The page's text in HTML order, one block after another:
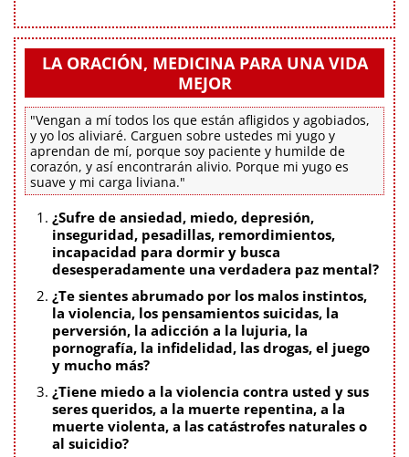
LA ORACIÓN, MEDICINA PARA UNA VIDA
MEJOR
"Vengan a mí todos los que están afligidos y agobiados,
y yo los aliviaré. Carguen sobre ustedes mi yugo y
aprendan de mí, porque soy paciente y humilde de
corazón, y así encontrarán alivio. Porque mi yugo es
suave y mi carga liviana."
¿Sufre de ansiedad, miedo, depresión,
inseguridad, pesadillas, remordimientos,
incapacidad para dormir y busca
desesperadamente una verdadera paz mental?
¿Te sientes abrumado por los malos instintos,
la violencia, los pensamientos suicidas, la
perversión, la adicción a la lujuria, la
pornografía, la infidelidad, las drogas, el juego
y mucho más?
¿Tiene miedo a la violencia contra usted y sus
seres queridos, a la muerte repentina, a la
muerte violenta, a las catástrofes naturales o
al suicidio?